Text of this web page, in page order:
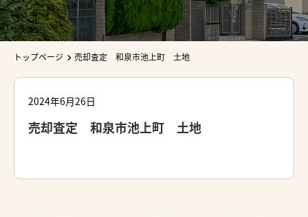
トップページ 売却査定 和泉市池上町 土地
2024年6月26日
売却査定 和泉市池上町 土地